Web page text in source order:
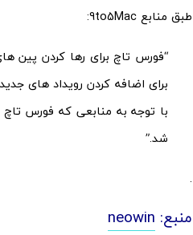
طبق منابع 9to5Mac:
برای اضافه کردن رویداد های
شد.”
.
منبع: neowin